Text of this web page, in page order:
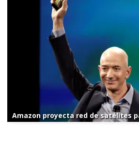
Amazon proyecta red de satélites